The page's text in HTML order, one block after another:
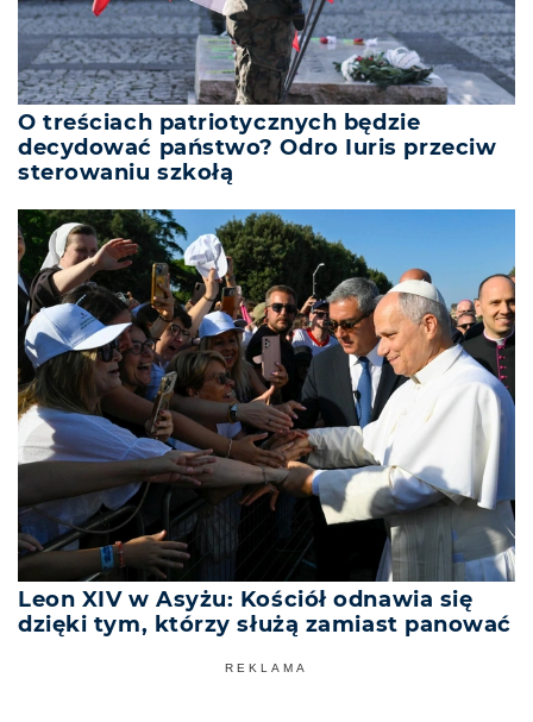
O treściach patriotycznych będzie
decydować państwo? Odro Iuris przeciw
sterowaniu szkołą
Leon XIV w Asyżu: Kościół odnawia się
dzięki tym, którzy służą zamiast panować
REKLAMA